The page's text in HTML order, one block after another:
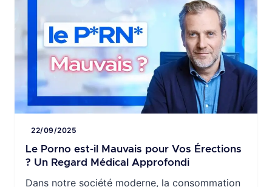
22/09/2025
Le Porno est-il Mauvais pour Vos Érections
? Un Regard Médical Approfondi
Dans notre société moderne, la consommation